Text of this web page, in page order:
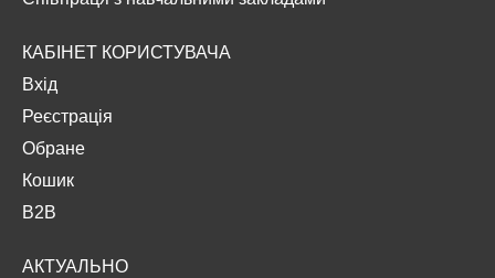
КАБІНЕТ КОРИСТУВАЧА
Вхід
Реєстрація
Обране
Кошик
B2B
АКТУАЛЬНО